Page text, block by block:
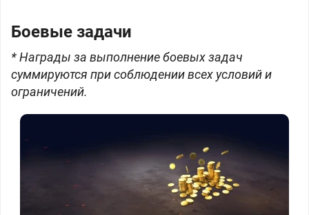
Боевые задачи
* Награды за выполнение боевых задач
суммируются при соблюдении всех условий и
ограничений.